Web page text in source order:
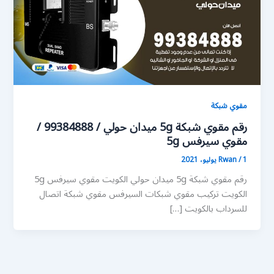
مقوي شبكة
رقم مقوي شبكة 5g ميدان حولي / 99384888 /
مقوي سيرفس 5g
Rwan/1 يوليو، 2021
رقم مقوي شبكة 5g ميدان حولي الكويت مقوي سيرفس 5g
الكويت تركيب مقوي شبكات السيرفس مقوي شبكة اتصال
للسرداب بالكويت […]